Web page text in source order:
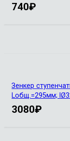
740₽
Зенкер
Lобщ.=295мм;
3080₽